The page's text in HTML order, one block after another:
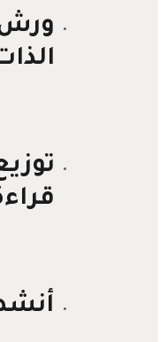
ورش